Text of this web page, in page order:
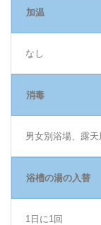
加温
なし
消毒
男女別浴場、露
浴槽の湯の入替
1日に1回